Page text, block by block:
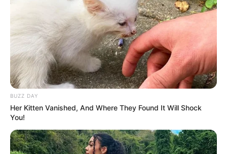
Suka membagikan sampul musiknya di media sosialnya.
Pernah diperhatikan oleh Sam Smith dan P!nk!.
Ia adalah orang yang romantis tanpa harapan.
Titanicadalah film favoritnya.
Baginya, pahlawan terbesar dalam hidupnya adalah ibunya dan
penyanyi populer Bruno Mars.
Law and Order: Special Victims Unit
favoritnya.
Makanan penutup favoritnya adalah kue keju stroberi.
BUZZ DAY
Her Kitten Vanished, And Where They Found It Will Shock
You!